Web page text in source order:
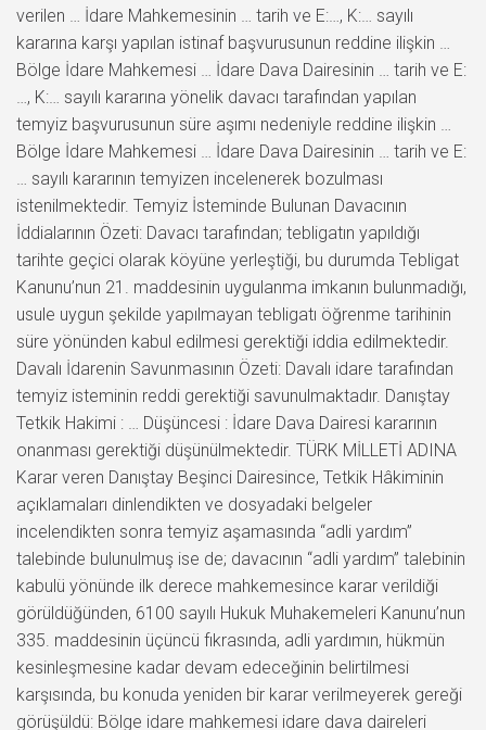
verilen … İdare Mahkemesinin … tarih ve E:…, K:… sayılı
kararına karşı yapılan istinaf başvurusunun reddine ilişkin …
Bölge İdare Mahkemesi … İdare Dava Dairesinin … tarih ve E:
…, K:… sayılı kararına yönelik davacı tarafından yapılan
temyiz başvurusunun süre aşımı nedeniyle reddine ilişkin …
Bölge İdare Mahkemesi … İdare Dava Dairesinin … tarih ve E:
… sayılı kararının temyizen incelenerek bozulması
istenilmektedir. Temyiz İsteminde Bulunan Davacının
İddialarının Özeti: Davacı tarafından; tebligatın yapıldığı
tarihte geçici olarak köyüne yerleştiği, bu durumda Tebligat
Kanunu’nun 21. maddesinin uygulanma imkanın bulunmadığı,
usule uygun şekilde yapılmayan tebligatı öğrenme tarihinin
süre yönünden kabul edilmesi gerektiği iddia edilmektedir.
Davalı İdarenin Savunmasının Özeti: Davalı idare tarafından
temyiz isteminin reddi gerektiği savunulmaktadır. Danıştay
Tetkik Hakimi : … Düşüncesi : İdare Dava Dairesi kararının
onanması gerektiği düşünülmektedir. TÜRK MİLLETİ ADINA
Karar veren Danıştay Beşinci Dairesince, Tetkik Hâkiminin
açıklamaları dinlendikten ve dosyadaki belgeler
incelendikten sonra temyiz aşamasında “adli yardım”
talebinde bulunulmuş ise de; davacının “adli yardım” talebinin
kabulü yönünde ilk derece mahkemesince karar verildiği
görüldüğünden, 6100 sayılı Hukuk Muhakemeleri Kanunu’nun
335. maddesinin üçüncü fıkrasında, adli yardımın, hükmün
kesinleşmesine kadar devam edeceğinin belirtilmesi
karşısında, bu konuda yeniden bir karar verilmeyerek gereği
görüşüldü: Bölge idare mahkemesi idare dava daireleri